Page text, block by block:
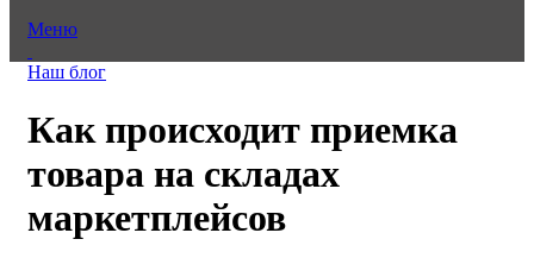
Меню
Наш блог
Как происходит приемка
товара на складах
маркетплейсов